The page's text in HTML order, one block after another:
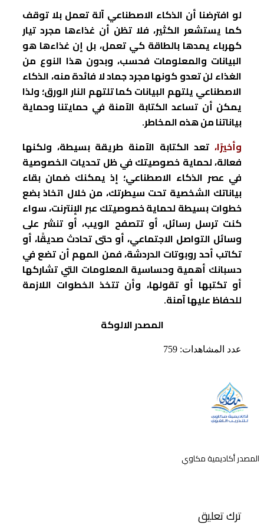
لو افترضنا أن الذكاء الاصطناعي آلة تعمل بلا توقف
كما يستشعر الكثير، فلا تظن أن غذاءها مجرد تيار
كهرباء يمدها بالطاقة كي تعمل، بل إن غذاءها هو
البيانات والمعلومات فحسب، وبدون هذا النوع من
الغذاء لن تعدو كونها مجرد جماد لا فائدة منه، الذكاء
الاصطناعي يلتهم البيانات كما تلتهم النار الورق؛ ولذا
يمكن أن تساعد الكتابة الآمنة في حمايتنا وحماية
بياناتنا من هذه المخاطر.
وأخيرًا، تعد الكتابة الآمنة طريقة بسيطة، ولكنها
فعالة، لحماية خصوصيتك في ظل تحديات الخصوصية
في عصر الذكاء الاصطناعي؛ إذ يمكنك ضمان بقاء
بياناتك الشخصية تحت سيطرتك، من خلال اتخاذ بضع
خطوات بسيطة لحماية خصوصيتك عبر الإنترنت، سواء
كنت ترسل رسائل، أو تتصفح الويب، أو تنشر على
وسائل التواصل الاجتماعي، أو حتى تحادث صديقًا، أو
تكاتب أحد روبوتات الدردشة، فمن المهم أن تضع في
حسبانك أهمية وحساسية المعلومات التي تشاركها
أو تكتبها أو تقولها، وأن تتخذ الخطوات اللازمة
للحفاظ عليها آمنة.
المصدر الالوكة
عدد المشاهدات: 759
المصدر أكاديمية مكاوي
ترك تعليق